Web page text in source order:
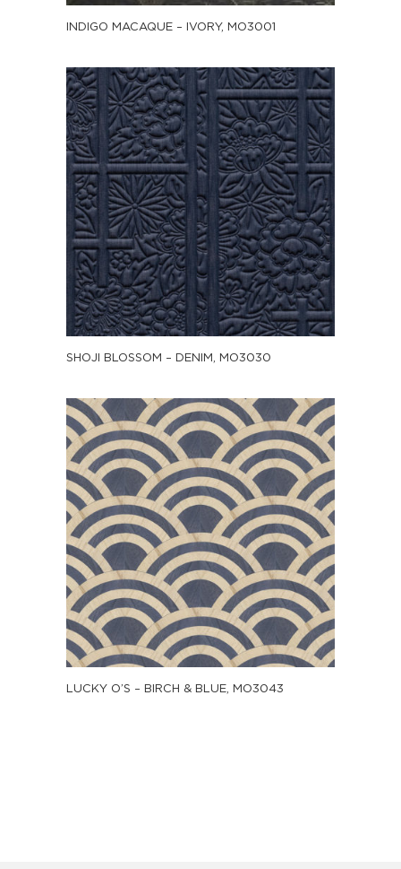
INDIGO MACAQUE – IVORY, MO3001
SHOJI BLOSSOM – DENIM, MO3030
LUCKY O’S – BIRCH & BLUE, MO3043